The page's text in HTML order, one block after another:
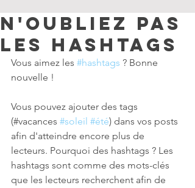
N'oubliez pas
les hashtags
Vous aimez les #hashtags ? Bonne
nouvelle !
Vous pouvez ajouter des tags
(#vacances #soleil #été) dans vos posts
afin d'atteindre encore plus de
lecteurs. Pourquoi des hashtags ? Les
hashtags sont comme des mots-clés
que les lecteurs recherchent afin de